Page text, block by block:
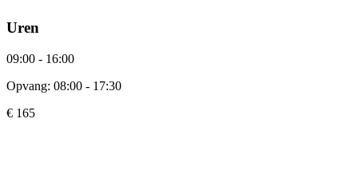
Uren
09:00 - 16:00
Opvang: 08:00 - 17:30
€ 165